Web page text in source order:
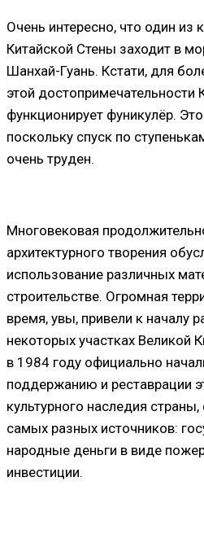
Очень интересно, что один из
Китайской Стены заходит в
Шанхай-Гуань. Кстати, для
этой достопримечательности
функционирует фуникулёр.
поскольку спуск по
очень труден.
Многовековая
архитектурного творения
использование различных
строительстве. Огромная
время, увы, привели к началу
некоторых участках Великой
в 1984 году официально
поддержанию и реставрации
культурного наследия
самых разных источников:
народные деньги в виде
инвестиции.